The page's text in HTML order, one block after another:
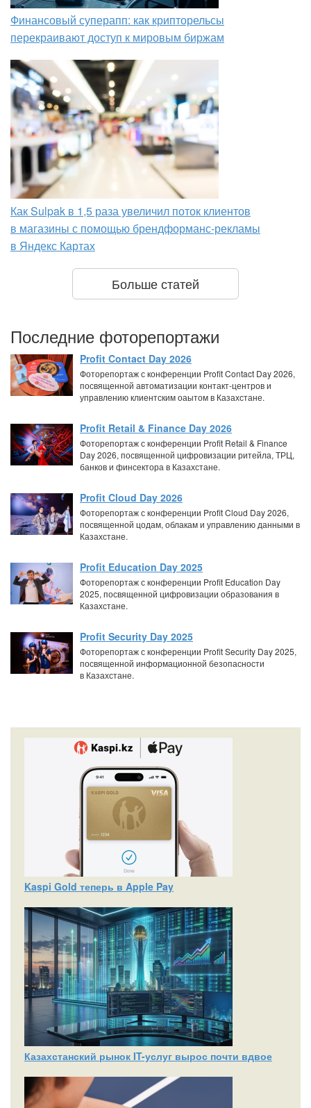
Финансовый суперапп: как крипторельсы
перекраивают доступ к мировым биржам
Как Sulpak в 1,5 раза увеличил поток клиентов
в магазины с помощью брендформанс-рекламы
в Яндекс Картах
Больше статей
Последние фоторепортажи
Profit Contact Day 2026
Фоторепортаж с конференции Profit Contact Day 2026,
посвященной автоматизации контакт-центров и
управлению клиентским оаытом в Казахстане.
Profit Retail & Finance Day 2026
Фоторепортаж с конференции Profit Retail & Finance
Day 2026, посвященной цифровизации ритейла, ТРЦ,
банков и финсектора в Казахстане.
Profit Cloud Day 2026
Фоторепортаж с конференции Profit Cloud Day 2026,
посвященной цодам, облакам и управлению данными в
Казахстане.
Profit Education Day 2025
Фоторепортаж с конференции Profit Education Day
2025, посвященной цифровизации образования в
Казахстане.
Profit Security Day 2025
Фоторепортаж с конференции Profit Security Day 2025,
посвященной информационной безопасности
в Казахстане.
Kaspi Gold теперь в Apple Pay
Казахстанский рынок IT-услуг вырос почти вдвое